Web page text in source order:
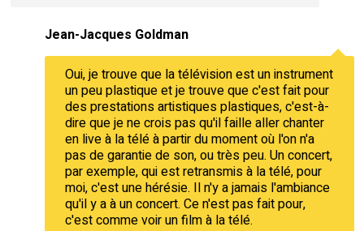
Jean-Jacques Goldman
Oui, je trouve que la télévision est un instrument
un peu plastique et je trouve que c'est fait pour
des prestations artistiques plastiques, c'est-à-
dire que je ne crois pas qu'il faille aller chanter
en live à la télé à partir du moment où l'on n'a
pas de garantie de son, ou très peu. Un concert,
par exemple, qui est retransmis à la télé, pour
moi, c'est une hérésie. Il n'y a jamais l'ambiance
qu'il y a à un concert. Ce n'est pas fait pour,
c'est comme voir un film à la télé.